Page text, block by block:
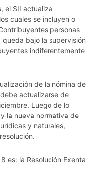
el SII actualiza
cuales se incluyen o
personas
queda bajo la supervisión
indiferentemente
de la nómina de
actualizarse de
Luego de lo
la nueva normativa de
y naturales,
es: la Resolución Exenta